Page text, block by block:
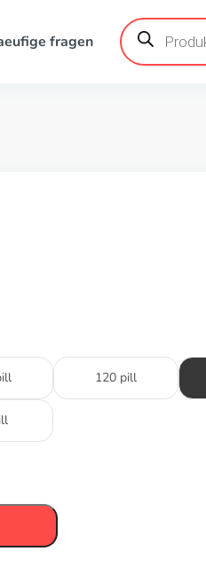
fragen
Products
search
120 pill